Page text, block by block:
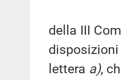
della III
lettera a),